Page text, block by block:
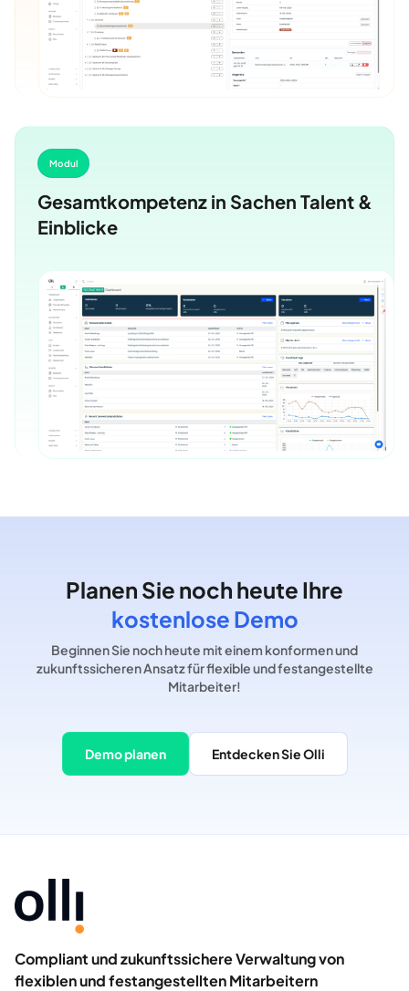
Modul
Gesamtkompetenz in Sachen Talent &
Einblicke
Planen Sie noch heute Ihre
kostenlose Demo
Beginnen Sie noch heute mit einem konformen und
zukunftssicheren Ansatz für flexible und festangestellte
Mitarbeiter!
Demo planen Entdecken Sie Olli
Compliant und zukunftssichere Verwaltung von
flexiblen und festangestellten Mitarbeitern